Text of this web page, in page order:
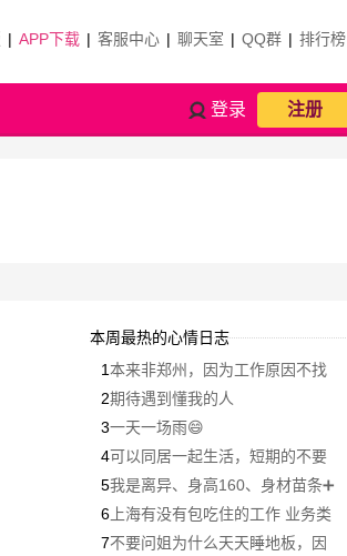
| APP下载 | 客服中心 | 聊天室 | QQ群 | 排行榜
登录 注册
本周最热的心情日志
1本来非郑州，因为工作原因不找
本地
2期待遇到懂我的人
3一天一场雨😄
4可以同居一起生活，短期的不要
来联系我
5我是离异、身高160、身材苗条➕
小丰满 只接受长沙 广州 深圳 珠海
主要冬天喜欢那边的天气路程也不
6 上海有没有包吃住的工作 业务类
型
7不要问姐为什么天天睡地板，因